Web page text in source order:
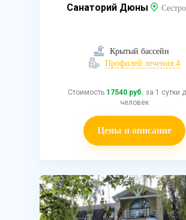
Санаторий Дюны
Крытый бассейн
Профилей лечения 4
Стоимость 17540 руб. за 1 сутки
человек
Цены и описание